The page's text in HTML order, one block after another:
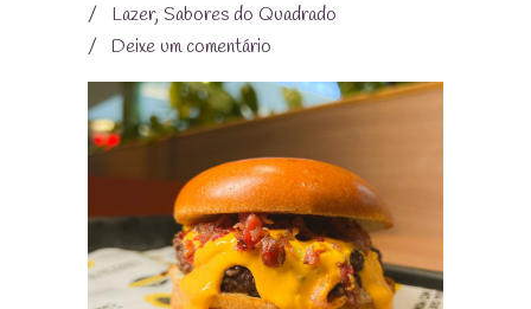
/
Lazer, Sabores do Quadrado
/ Deixe um comentário